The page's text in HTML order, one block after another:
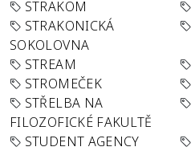
STRAKOM
STRAKONICKÁ
SOKOLOVNA
STREAM
STROMEČEK
STŘELBA NA
FILOZOFICKÉ FAKULTĚ
STUDENT AGENCY